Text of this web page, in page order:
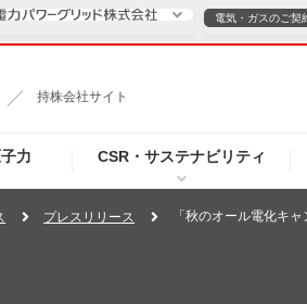
持株会社サイト
力 CSR・サステナビリティ
ご案内
電気・ガスのご契
電気・ガスのご契約
個人のお客
プレスリリース 「秋のオール電化キ